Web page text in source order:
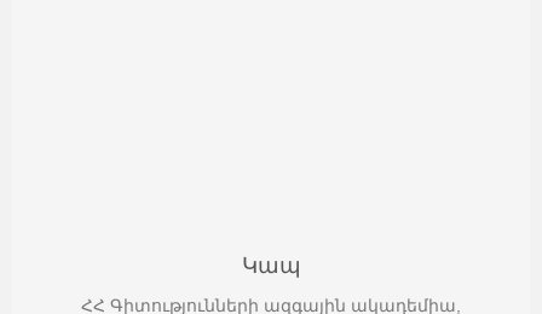
Կապ
ՀՀ Գիտությունների ազգային ակադեմիա,